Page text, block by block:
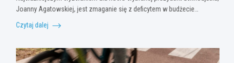
Joanny Agatowskiej, jest zmaganie się z deficytem w budżecie…
Czytaj dalej